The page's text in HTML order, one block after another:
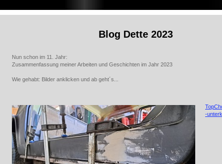
Blog Dette 2023
Nun schon im 11. Jahr:
Zusammenfassung meiner Arbeiten und Geschichten im Jahr 2023
Wie gehabt: Bilder anklicken und ab geht´s...
-